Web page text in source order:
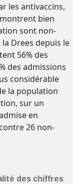
les antivaccins,
bien
sont non-
Drees depuis le
56% des
des admissions
considérable
la population
sur un
en
26 non-
des chiffres